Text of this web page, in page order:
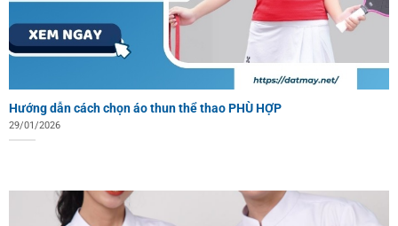
Hướng dẫn cách chọn áo thun thể thao PHÙ HỢP
29/01/2026